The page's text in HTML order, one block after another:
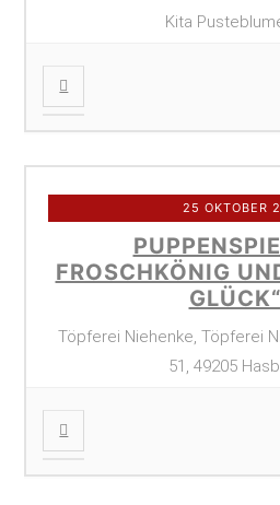
Kita
25 OKTOBER
FROSCHKÖNIG
GLÜCK“
Töpferei Niehenke, Töpferei
51, 49205